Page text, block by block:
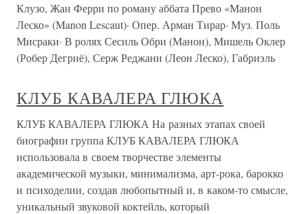
Клузо, Жан Ферри по роману аббата Прево «Манон
Леско» (Manon Lescaut)· Опер. Арман Тирар· Муз. Поль
Мисраки· В ролях Сесиль Обри (Манон), Мишель Оклер
(Робер Дегриё), Серж Реджани (Леон Леско), Габриэль
КЛУБ КАВАЛЕРА ГЛЮКА
КЛУБ КАВАЛЕРА ГЛЮКА На разных этапах своей
биографии группа КЛУБ КАВАЛЕРА ГЛЮКА
использовала в своем творчестве элементы
академической музыки, минимализма, арт-рока, барокко
и психоделии, создав любопытный и, в каком-то смысле,
уникальный звуковой коктейль, который